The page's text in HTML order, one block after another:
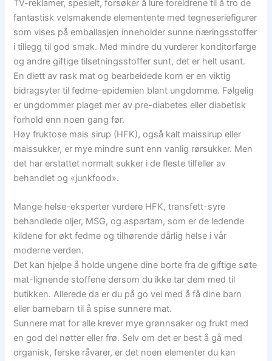
TV-reklamer, spesielt, forsøker å lure foreldrene til å tro de
fantastisk velsmakende elementente med tegneseriefigurer
som vises på emballasjen inneholder sunne næringsstoffer
i tillegg til god smak. Med mindre du vurderer konditorfarge
og andre giftige tilsetningsstoffer sunt, det er helt usant.
En diett av rask mat og bearbeidede korn er en viktig
bidragsyter til fedme-epidemien blant ungdomme. Følgelig
er ungdommer plaget mer av pre-diabetes eller diabetisk
forhold enn noen gang før.
Høy fruktose mais sirup (HFK), også kalt maissirup eller
maissukker, er mye mindre sunt enn vanlig rørsukker. Men
det har erstattet normalt sukker i de fleste tilfeller av
behandlet og «junkfood».
Mange helse-eksperter vurdere HFK, transfett-syre
behandlede oljer, MSG, og aspartam, som er de ledende
kildene for økt fedme og tilhørende dårlig helse i vår
moderne verden.
Det kan hjelpe å holde ungene dine borte fra de giftige søte
mat-lignende stoffene dersom du ikke tar dem med til
butikken. Allerede da er du på go vei med å få dine barn
eller barnebarn til å spise sunnere mat.
Sunnere mat for alle krever mye grønnsaker og frukt med
en god del nøtter eller frø. Selv om det er best å gå med
organisk, ferske råvarer, er det noen elementer du kan